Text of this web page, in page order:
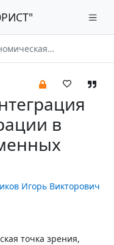
Российской Федерации в парадигме современных реалий
в
Игорь Викторович
точка зрения,